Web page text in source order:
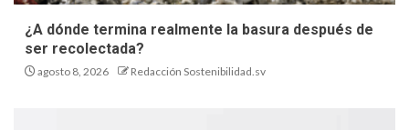
¿A dónde termina realmente la basura después de
ser recolectada?
agosto 8, 2026 Redacción Sostenibilidad.sv